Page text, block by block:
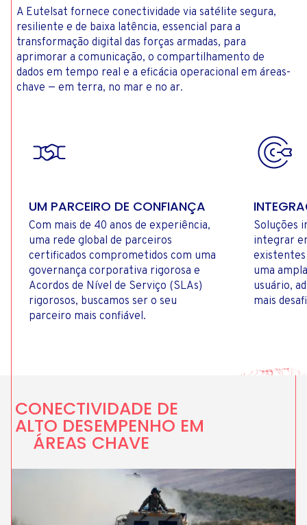
A Eutelsat fornece conectividade via satélite segura,
resiliente e de baixa latência, essencial para a
transformação digital das forças armadas, para
aprimorar a comunicação, o compartilhamento de
dados em tempo real e a eficácia operacional em áreas-
chave — em terra, no mar e no ar.
UM PARCEIRO DE CONFIANÇA
Com mais de 40 anos de experiência,
uma rede global de parceiros
certificados comprometidos com uma
governança corporativa rigorosa e
Acordos de Nível de Serviço (SLAs)
rigorosos, buscamos ser o seu
parceiro mais confiável.
Soluções
integrar
uma
usuário,
mais
CONECTIVIDADE DE
ALTO DESEMPENHO EM
ÁREAS CHAVE